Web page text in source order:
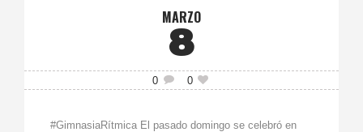
MARZO
8
0 0
#GimnasiaRítmica El pasado domingo se celebró en